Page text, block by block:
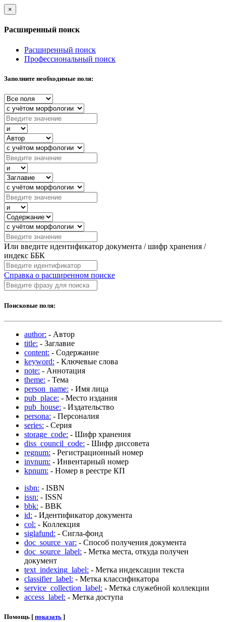
×
Расширенный поиск
Расширенный поиск
Профессиональный поиск
Заполните необходимые поля:
Или введите идентификатор документа / шифр хранения /
индекс ББК
Справка о расширенном поиске
Поисковые поля:
author: - Автор
title: - Заглавие
content: - Содержание
keyword: - Ключевые слова
note: - Аннотация
theme: - Тема
person_name: - Имя лица
pub_place: - Место издания
pub_house: - Издательство
persona: - Персоналия
series: - Серия
storage_code: - Шифр хранения
diss_council_code: - Шифр диссовета
regnum: - Регистрационный номер
invnum: - Инвентарный номер
kpnum: - Номер в реестре КП
isbn: - ISBN
issn: - ISSN
bbk: - BBK
id: - Идентификатор документа
col: - Коллекция
siglafund: - Сигла-фонд
doc_source_var: - Способ получения документа
doc_source_label: - Метка места, откуда получен
документ
text_indexing_label: - Метка индексации текста
classifier_label: - Метка классификатора
service_collection_label: - Метка служебной коллекции
access_label: - Метка доступа
Помощь [ показать ]